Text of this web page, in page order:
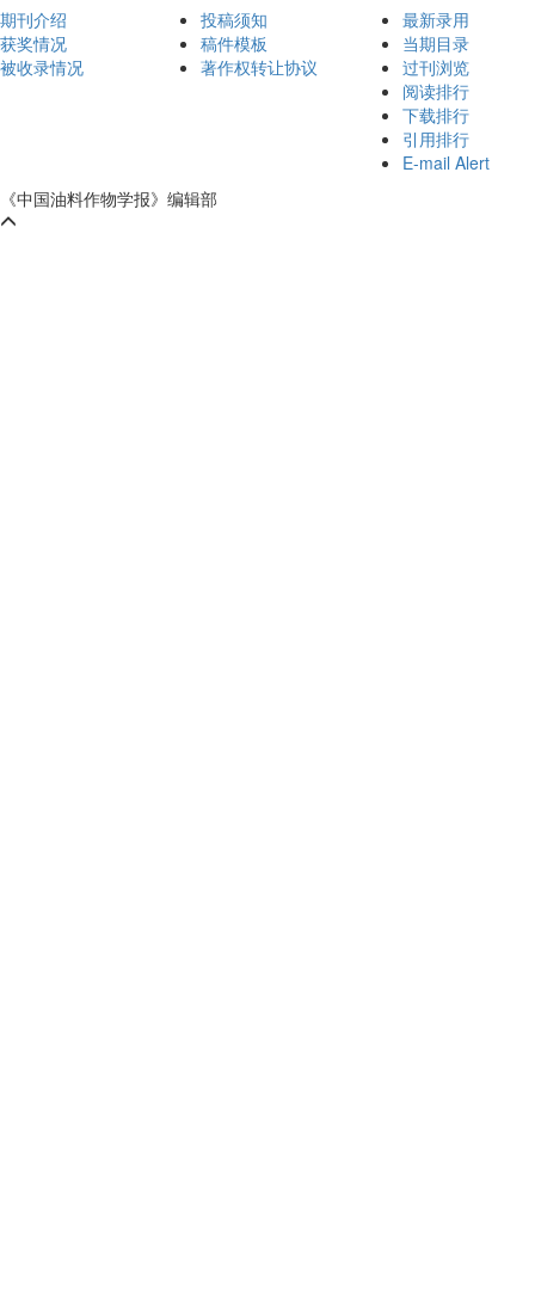
期刊介绍
获奖情况
被收录情况
投稿须知
稿件模板
著作权转让协议
最新录用
当期目录
过刊浏览
阅读排行
下载排行
引用排行
E-mail Alert
《中国油料作物学报》编辑部